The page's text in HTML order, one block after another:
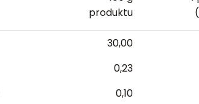
produktu
30,00
0,23
0,10